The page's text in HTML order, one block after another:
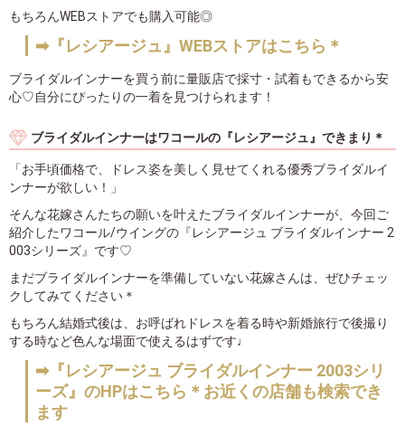
もちろんWEBストアでも購入可能◎
➡『レシアージュ』WEBストアはこちら＊
ブライダルインナーを買う前に量販店で採寸・試着もできるから安
心♡自分にぴったりの一着を見つけられます！
ブライダルインナーはワコールの『レシアージュ』できまり＊
「お手頃価格で、ドレス姿を美しく見せてくれる優秀ブライダルイ
ンナーが欲しい！」
そんな花嫁さんたちの願いを叶えたブライダルインナーが、今回ご
紹介したワコール/ウイングの『レシアージュ ブライダルインナー 2
003シリーズ』です♡
まだブライダルインナーを準備していない花嫁さんは、ぜひチェッ
クしてみてください＊
もちろん結婚式後は、お呼ばれドレスを着る時や新婚旅行で後撮り
する時など色んな場面で使えるはずです♩
➡『レシアージュ ブライダルインナー 2003シリ
ーズ』のHPはこちら＊お近くの店舗も検索でき
ます